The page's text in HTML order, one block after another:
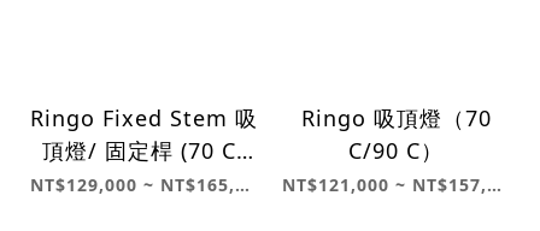
Ringo Fixed Stem 吸
頂燈/ 固定桿 (70 C/
90 C)
NT$129,000 ~ NT$165,000
Ringo 吸頂燈（70
C/90 C）
NT$121,000 ~ NT$157,000